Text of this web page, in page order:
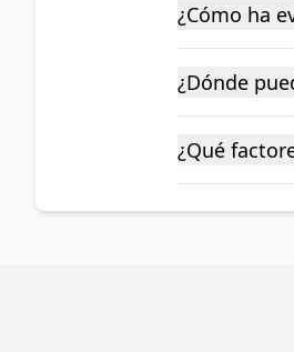
¿Cómo ha
¿Dónde
¿Qué